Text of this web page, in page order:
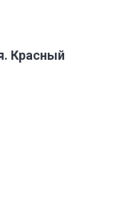
Красный